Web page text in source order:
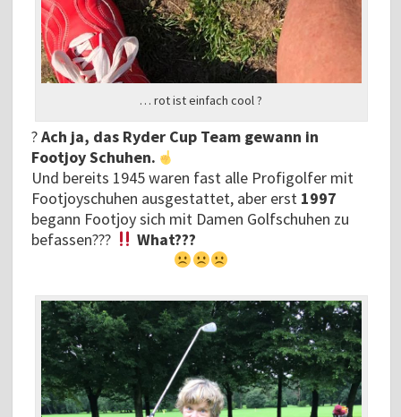
… rot ist einfach cool ?
?Ach ja, das Ryder Cup Team gewann in
Footjoy Schuhen.
Und bereits 1945 waren fast alle Profigolfer mit
Footjoyschuhen ausgestattet, aber erst 1997
begann Footjoy sich mit Damen Golfschuhen zu
befassen???
What???